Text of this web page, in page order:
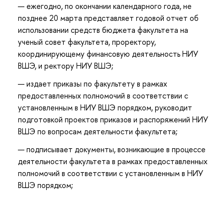
ежегодно, по окончании календарного года, не
позднее 20 марта представляет годовой отчет об
использовании средств бюджета факультета на
ученый совет факультета, проректору,
координирующему финансовую деятельность НИУ
ВШЭ, и ректору НИУ ВШЭ;
издает приказы по факультету в рамках
предоставленных полномочий в соответствии с
установленным в НИУ ВШЭ порядком, руководит
подготовкой проектов приказов и распоряжений НИУ
ВШЭ по вопросам деятельности факультета;
подписывает документы, возникающие в процессе
деятельности факультета в рамках предоставленных
полномочий в соответствии с установленным в НИУ
ВШЭ порядком;